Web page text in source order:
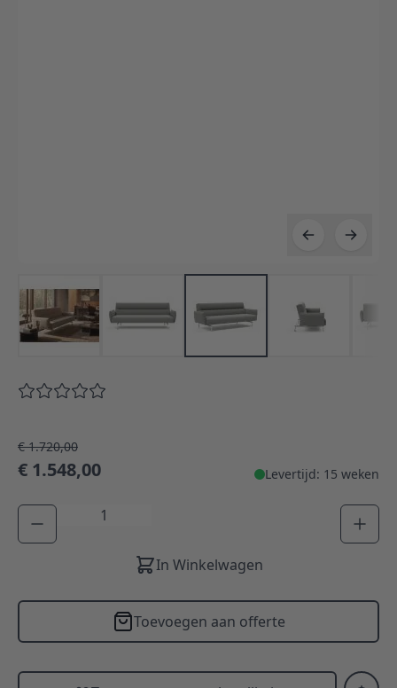
€ 1.720,00
€ 1.548,00 Levertijd: 15 weken
Aantal
In Winkelwagen
Toevoegen aan offerte